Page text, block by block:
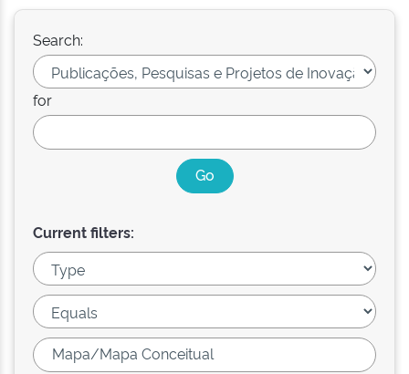
Search:
for
Current filters: